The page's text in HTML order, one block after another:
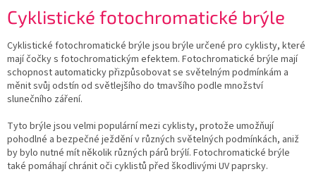
na
běžky
Funkční
prádlo
DĚTI
Helmy
Cyklistické fotochromatické brýle
Cyklistické fotochromatické brýle jsou brýle určené pro cyklisty, které
mají čočky s fotochromatickým efektem. Fotochromatické brýle mají
schopnost automaticky přizpůsobovat se světelným podmínkám a
měnit svůj odstín od světlejšího do tmavšího podle množství
slunečního záření.
Tyto brýle jsou velmi populární mezi cyklisty, protože umožňují
pohodlné a bezpečné ježdění v různých světelných podmínkách, aniž
by bylo nutné mít několik různých párů brýlí. Fotochromatické brýle
také pomáhají chránit oči cyklistů před škodlivými UV paprsky.